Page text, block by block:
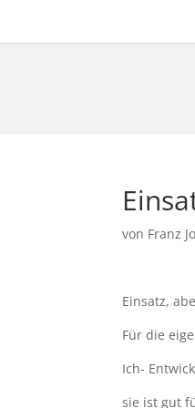
von Franz
Einsatz,
Für die
Ich-
sie ist gut